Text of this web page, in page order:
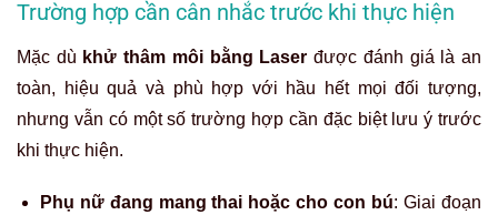
Trường hợp cần cân nhắc trước khi thực hiện
Mặc dù khử thâm môi bằng Laser được đánh giá là an
toàn, hiệu quả và phù hợp với hầu hết mọi đối tượng,
nhưng vẫn có một số trường hợp cần đặc biệt lưu ý trước
khi thực hiện.
Phụ nữ đang mang thai hoặc cho con bú: Giai đoạn